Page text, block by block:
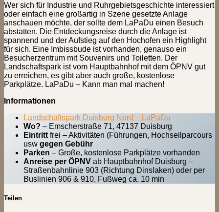
Wer sich für Industrie und Ruhrgebietsgeschichte interessiert
oder einfach eine großartig in Szene gesetzte Anlage
anschauen möchte, der sollte dem LaPaDu einen Besuch
abstatten. Die Entdeckungsreise durch die Anlage ist
spannend und der Aufstieg auf den Hochofen ein Highlight
für sich. Eine Imbissbude ist vorhanden, genauso ein
Besucherzentrum mit Souvenirs und Toiletten. Der
Landschaftspark ist vom Hauptbahnhof mit dem ÖPNV gut
zu erreichen, es gibt aber auch große, kostenlose
Parkplätze. LaPaDu – Kann man mal machen!
Informationen
Landschaftspark Duisburg Nord – LaPaDu
Wo? – Emscherstraße 71, 47137 Duisburg
Eintritt frei – Aktivitäten (Führungen, Hochseilparcours
usw gegen Gebühr
Parken – Große, kostenlose Parkplätze vorhanden
Anreise per ÖPNV ab Hauptbahnhof Duisburg –
Straßenbahnlinie 903 (Richtung Dinslaken) oder per
Buslinien 906 & 910, Fußweg ca. 10 min
Teilen